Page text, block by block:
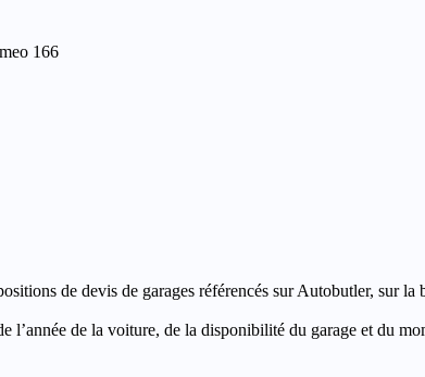
166
de devis de garages référencés sur Autobutler, sur
de la voiture, de la disponibilité du garage et du